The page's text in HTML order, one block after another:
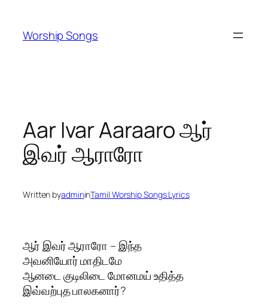
content
Worship Songs
Aar Ivar Aaraaro ஆர்
இவர் ஆராரோ
Written byadmininTamil Worship Songs Lyrics
ஆர் இவர் ஆராரோ – இந்த
அவனியோர் மாதிடமே
ஆனடை குடிலிடை மோனமய் உதித்த
இவ்வற்புத பாலகனார்?